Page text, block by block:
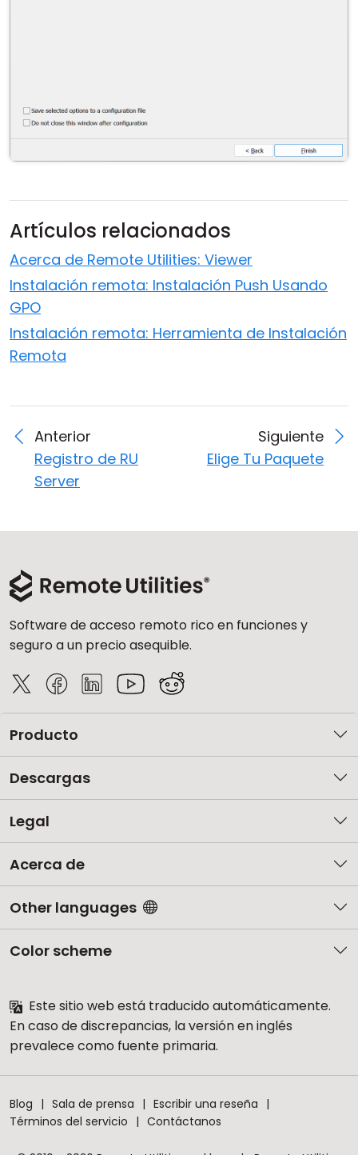
Artículos relacionados
Acerca de Remote Utilities: Viewer
Instalación remota: Instalación Push Usando
GPO
Instalación remota: Herramienta de Instalación
Remota
Anterior
Registro de RU
Server
Siguiente
Elige Tu Paquete
Software de acceso remoto rico en funciones y
seguro a un precio asequible.
Producto
Descargas
Legal
Acerca de
Other languages
Color scheme
Este sitio web está traducido automáticamente.
En caso de discrepancias, la versión en inglés
prevalece como fuente primaria.
Blog Sala de prensa
Escribir una reseña
Términos del servicio
Contáctanos